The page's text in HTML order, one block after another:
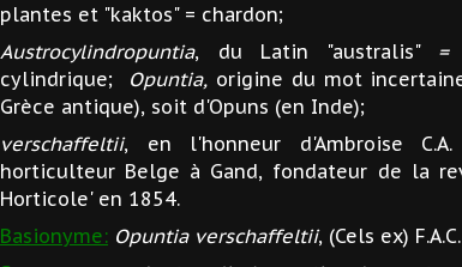
plantes et "kaktos" = chardon;
Austrocylindropuntia, du Latin "australis" =
cylindrique; Opuntia, origine du mot
Grèce antique), soit d'Opuns (en Inde);
verschaffeltii, en l'honneur d'Ambroise C.A.
horticulteur Belge à Gand, fondateur de la
Horticole' en 1854.
Basionyme: Opuntia verschaffeltii, (Cels ex)